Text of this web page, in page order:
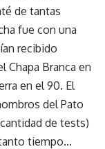
de tantas
fue con una
recibido
Chapa Branca en
en el 90. El
del Pato
de tests)
tanto tiempo…